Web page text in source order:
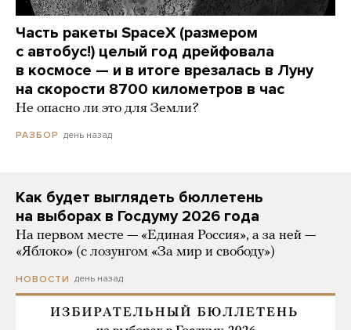
Часть ракеты SpaceX (размером
с автобус!) целый год дрейфовала
в космосе — и в итоге врезалась в Луну
на скорости 8700 километров в час
Не опасно ли это для Земли?
РАЗБОР день назад
Как будет выглядеть бюллетень
на выборах в Госдуму 2026 года
На первом месте — «Единая Россия», а за ней —
«Яблоко» (с лозунгом «За мир и свободу»)
НОВОСТИ день назад